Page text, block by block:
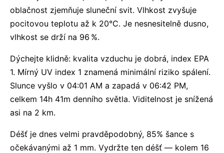
oblačnost zjemňuje sluneční svit. Vlhkost zvyšuje
pocitovou teplotu až k 20°C. Je nesnesitelně dusno,
vlhkost se drží na 96 %.
Dýchejte klidně: kvalita vzduchu je dobrá, index EPA
1. Mírný UV index 1 znamená minimální riziko spálení.
Slunce vyšlo v 04:01 AM a zapadá v 06:42 PM,
celkem 14h 41m denního světla. Viditelnost je snížená
asi na 2 km.
Déšť je dnes velmi pravděpodobný, 85% šance s
očekávanými až 1 mm. Vydržte ten déšť — kolem 16